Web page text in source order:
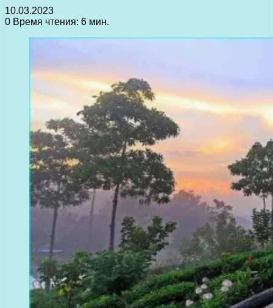
10.03.2023
0 Время чтения: 6 мин.